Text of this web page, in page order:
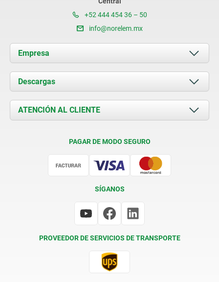
+52 444 454 36 – 50
info@norelem.mx
Empresa
Acerca de nosotros
Novedades
Contacto
Descargas
Documents
ATENCIÓN AL CLIENTE
PAGAR DE MODO SEGURO
SÍGANOS
PROVEEDOR DE SERVICIOS DE TRANSPORTE